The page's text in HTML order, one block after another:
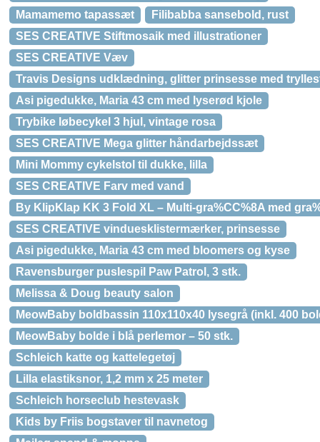
Mamamemo tapassæt
Filibabba sansebold, rust
SES CREATIVE Stiftmosaik med illustrationer
SES CREATIVE Væv
Travis Designs udklædning, glitter prinsesse med
Asi pigedukke, Maria 43 cm med lyserød kjole
Trybike løbecykel 3 hjul, vintage rosa
SES CREATIVE Mega glitter håndarbejdssæt
Mini Mommy cykelstol til dukke, lilla
SES CREATIVE Farv med vand
By KlipKlap KK 3 Fold XL – Multi-gra%CC%8A med
SES CREATIVE vinduesklistermærker, prinsesse
Asi pigedukke, Maria 43 cm med bloomers og kyse
Ravensburger puslespil Paw Patrol, 3 stk.
Melissa & Doug beauty salon
MeowBaby boldbassin 110x110x40 lysegrå (inkl. 400
MeowBaby bolde i blå perlemor – 50 stk.
Schleich katte og kattelegetøj
Lilla elastiksnor, 1,2 mm x 25 meter
Schleich horseclub hestevask
Kids by Friis bogstaver til navnetog